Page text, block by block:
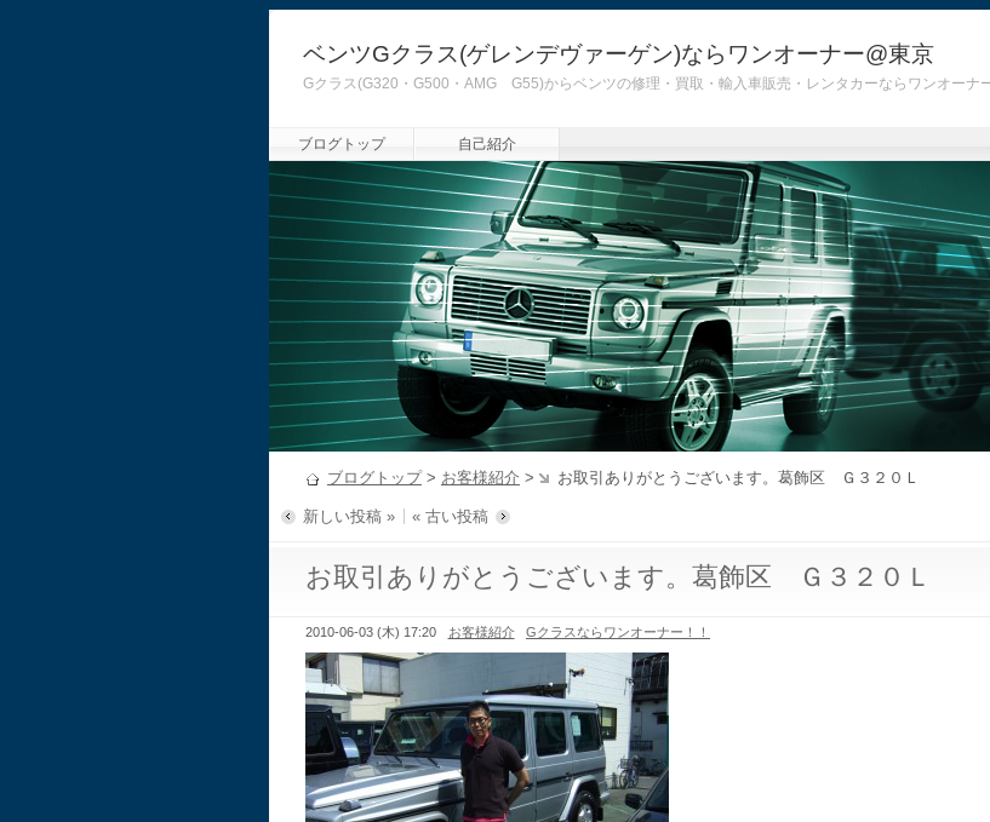
ベンツGクラス(ゲレンデヴァーゲン)ならワンオーナー@東京
Gクラス(G320・G500・AMG G55)からベンツの修理・買取・輸入車販売・レンタカーならワンオーナ
ブログトップ 自己紹介
ブログトップ> お客様紹介 > お取引ありがとうございます。葛飾区 Ｇ３２０Ｌ
新しい投稿 » « 古い投稿
お取引ありがとうございます。葛飾区 Ｇ３２０Ｌ
2010-06-03 (木) 17:20 お客様紹介 Gクラスならワンオーナー！！